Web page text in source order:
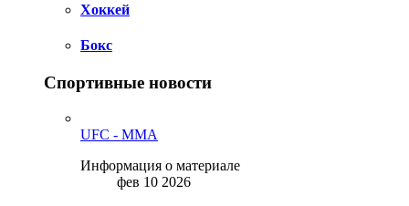
Хоккей
Бокс
Спортивные новости
UFC - MMA
Информация о материале
фев 10 2026